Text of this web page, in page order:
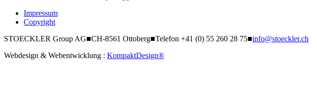
Impressum
Copyright
STOECKLER Group AG■CH-8561 Ottoberg■Telefon +41 (0) 55 260 28 75■info@stoeckler.ch
Webdesign & Webentwicklung : KompaktDesign®